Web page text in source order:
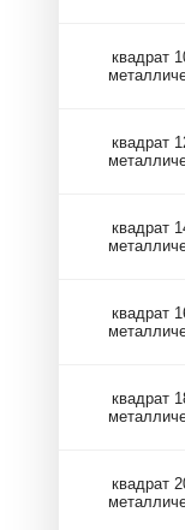
квадрат
квадрат
квадрат
квадрат
квадрат
квадрат